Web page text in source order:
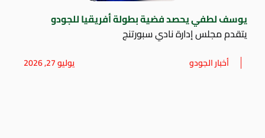
يوسف لطفي يحصد فضية بطولة أفريقيا للجودو
يتقدم مجلس إدارة نادي سبورتنج
أخبار الجودو يوليو 27, 2026